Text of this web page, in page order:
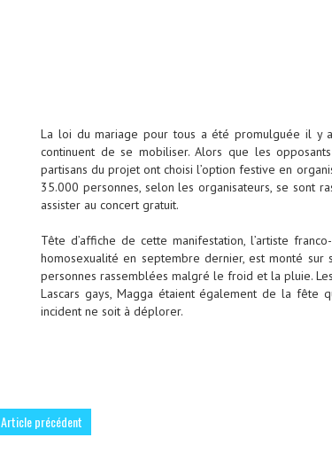
La loi du mariage pour tous a été promulguée il y
continuent de se mobiliser. Alors que les
partisans du projet ont choisi l’option festive en
35.000 personnes, selon les organisateurs, se sont
assister au concert gratuit.
Tête d’affiche de cette manifestation, l’artiste
homosexualité en septembre dernier, est monté
personnes rassemblées malgré le froid et la pluie.
Lascars gays, Magga étaient également de la fête
incident ne soit à déplorer.
Article précédent